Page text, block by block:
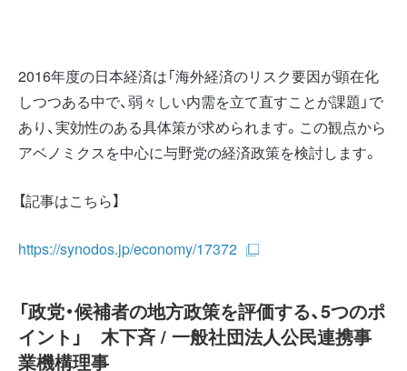
2016年度の日本経済は「海外経済のリスク要因が顕在化
しつつある中で、弱々しい内需を立て直すことが課題」で
あり、実効性のある具体策が求められます。この観点から
アベノミクスを中心に与野党の経済政策を検討します。
【記事はこちら】
https://synodos.jp/economy/17372
「政党・候補者の地方政策を評価する、5つのポ
イント」 木下斉 / 一般社団法人公民連携事
業機構理事